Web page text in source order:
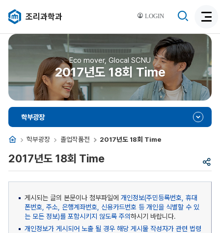
LOGIN
조리과학과
색
활
성
색
Eco mover, Glocal SCNU
2017년도 18회 Time
홈 학부광장 졸업작품전 2017년도 18회 Time
학부광장
공
2017년도 18회 Time
게시되는 글의 본문이나 첨부파일에 개인정보(주민등록번호, 휴대
폰번호, 주소, 은행계좌번호, 신용카드번호 등 개인을 식별할 수 있
는 모든 정보)를 포함시키지 않도록 주의하시기 바랍니다.
개인정보가 게시되어 노출 될 경우 해당 게시물 작성자가 관련 법령